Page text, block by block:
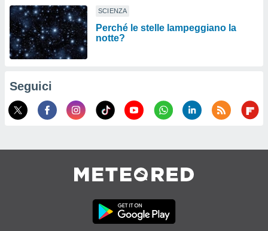
SCIENZA
Perché le stelle lampeggiano la
notte?
Seguici